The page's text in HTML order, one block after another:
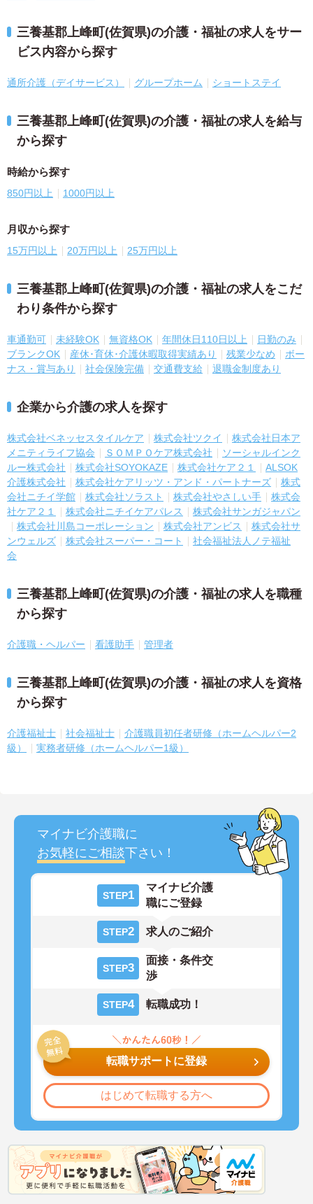
三養基郡上峰町(佐賀県)の介護・福祉の求人をサー
ビス内容から探す
通所介護（デイサービス） グループホーム ショートステイ
三養基郡上峰町(佐賀県)の介護・福祉の求人を給与
から探す
時給から探す
850円以上 1000円以上
月収から探す
15万円以上 20万円以上 25万円以上
三養基郡上峰町(佐賀県)の介護・福祉の求人をこだ
わり条件から探す
車通勤可 未経験OK 無資格OK 年間休日110日以上
日勤のみ
ブランクOK
産休･育休･介護休暇取得実績あり 残業少なめ
ボー
ナス・賞与あり
社会保険完備 交通費支給 退職金制度あり
企業から介護の求人を探す
株式会社ベネッセスタイルケア 株式会社ツクイ
株式会社日本ア
メニティライフ協会
ＳＯＭＰＯケア株式会社
ソーシャルインク
ルー株式会社
株式会社SOYOKAZE 株式会社ケア２１
ALSOK
介護株式会社
株式会社ケアリッツ・アンド・パートナーズ
株式
会社ニチイ学館
株式会社ソラスト 株式会社やさしい手
株式会
社ケア２１
株式会社ニチイケアパレス
株式会社サンガジャパン
株式会社川島コーポレーション
株式会社アンビス
株式会社サ
ンウェルズ
株式会社スーパー・コート
社会福祉法人ノテ福祉
会
三養基郡上峰町(佐賀県)の介護・福祉の求人を職種
から探す
介護職・ヘルパー 看護助手 管理者
三養基郡上峰町(佐賀県)の介護・福祉の求人を資格
から探す
介護福祉士 社会福祉士
介護職員初任者研修（ホームヘルパー2
級）
実務者研修（ホームヘルパー1級）
マイナビ介護職に
お気軽にご相談下さい！
STEP1
マイナビ介護
職にご登録
STEP2 求人のご紹介
STEP3
面接・条件交
渉
STEP4 転職成功！
転職サポートに登録
はじめて転職する方へ